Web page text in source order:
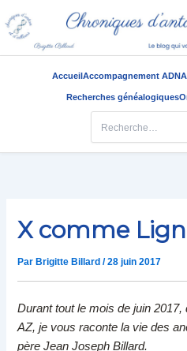
AccueilAccompagnement ADN
Recherches généalogiques
Rechercher :
X comme
Par Brigitte Billard/28 juin 2017
Durant tout le mois de juin
AZ, je vous raconte la vie des
père Jean Joseph Billard.